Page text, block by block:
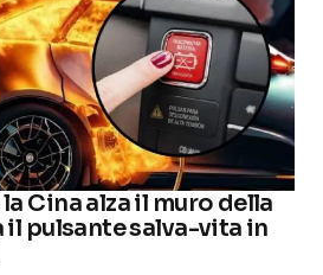
Cina alza il muro della
il pulsante salva-vita in